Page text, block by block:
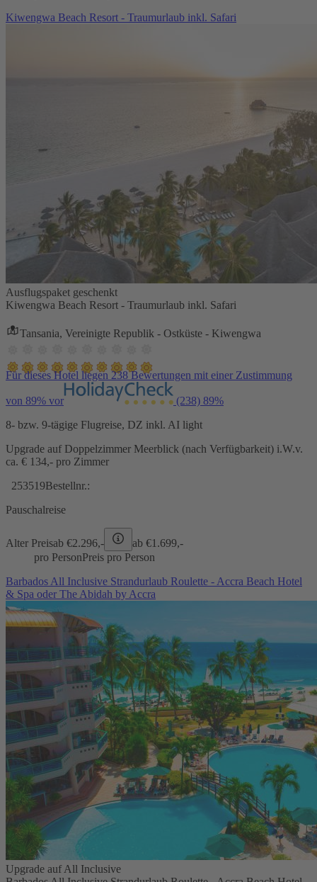
Kiwengwa Beach Resort - Traumurlaub inkl. Safari
Ausflugspaket geschenkt
Kiwengwa Beach Resort - Traumurlaub inkl. Safari
Tansania, Vereinigte Republik - Ostküste - Kiwengwa
Für dieses Hotel liegen 238 Bewertungen mit einer Zustimmung
von 89% vor (238) 89%
8- bzw. 9-tägige Flugreise, DZ inkl. AI light
Upgrade auf Doppelzimmer Meerblick (nach Verfügbarkeit) i.W.v.
ca. € 134,- pro Zimmer
253519Bestellnr.:
Pauschalreise
Alter Preisab €2.296,- ab €1.699,-
pro PersonPreis pro Person
Barbados All Inclusive Strandurlaub Roulette - Accra Beach Hotel
& Spa oder The Abidah by Accra
Upgrade auf All Inclusive